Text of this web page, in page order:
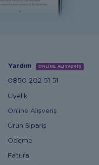
Yardım ONLİNE ALIŞVERİŞ
0850 202 51 51
Üyelik
Online Alışveriş
Ürün Sipariş
Ödeme
Fatura